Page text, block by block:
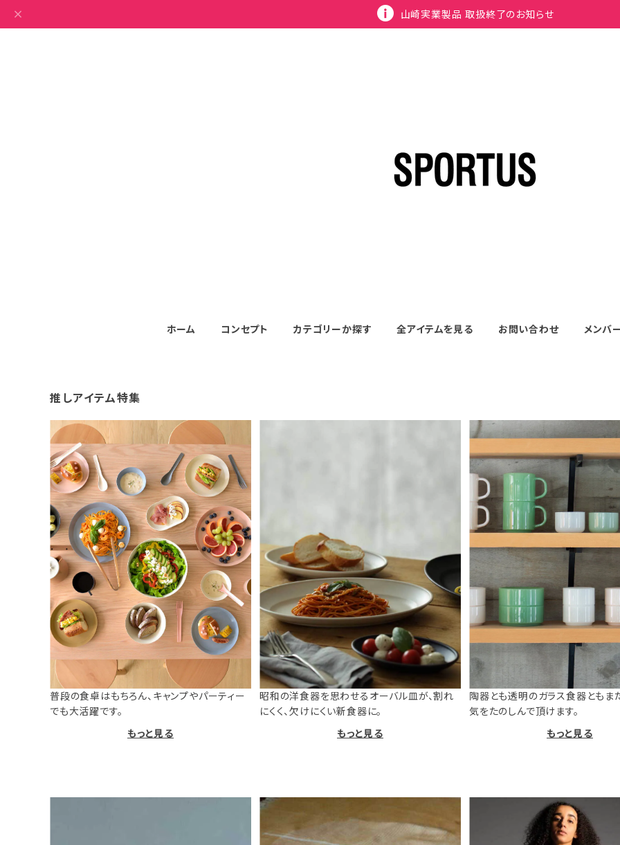
山崎実業製品 取扱終了のお知らせ
ホーム コンセプト カテゴリーか探す 全アイテムを見る お問い合わせ メンバ
推しアイテム特集
普段の食卓はもちろん、キャンプやパーティー
でも大活躍です。
もっと見る
昭和の洋食器を思わせるオーバル皿が、割れ
にくく、欠けにくい新食器に。
もっと見る
陶器とも透明のガラス食器ともま
気をたのしんで頂けます。
もっと見る